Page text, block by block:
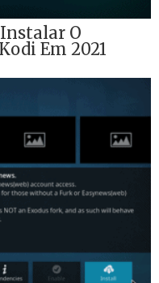
O
Em 2021